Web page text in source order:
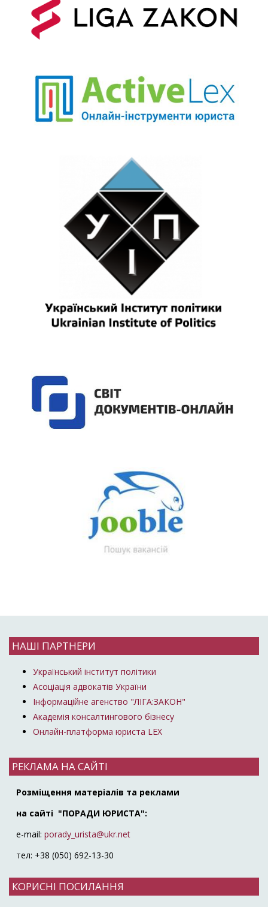
НАШІ ПАРТНЕРИ
Український інститут політики
Асоціація адвокатів України
Інформаційне агенство "ЛІГА:ЗАКОН"
Академія консалтингового бізнесу
Онлайн-платформа юриста LEX
РЕКЛАМА НА САЙТІ
Розміщення матеріалів та реклами
на сайті "ПОРАДИ ЮРИСТА":
e-mail: porady_urista@ukr.net
тел: +38 (050) 692-13-30
КОРИСНІ ПОСИЛАННЯ